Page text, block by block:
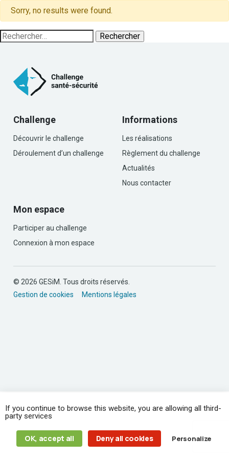
Sorry, no results were found.
Rechercher :
Challenge
Découvrir le challenge
Déroulement d’un challenge
Informations
Les réalisations
Règlement du challenge
Actualités
Nous contacter
Mon espace
Participer au challenge
Connexion à mon espace
© 2026 GESiM. Tous droits réservés.
Gestion de cookies
Mentions légales
If you continue to browse this website, you are allowing all third-
party services
OK, accept all Deny all cookies Personalize